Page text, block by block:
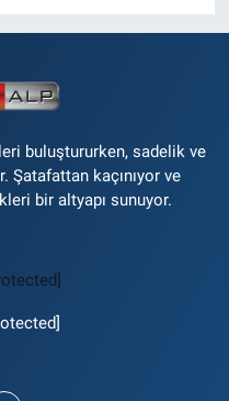
buluştururken, sadelik ve
Şatafattan kaçınıyor ve
bir altyapı sunuyor.